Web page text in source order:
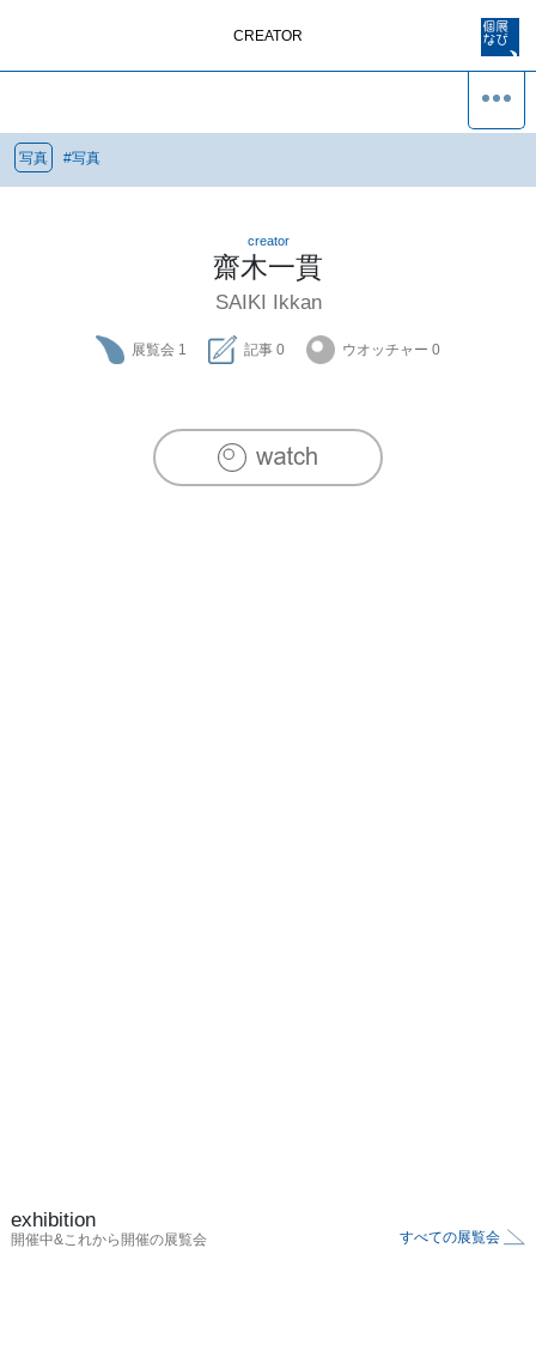
CREATOR
写真 #写真
creator
齋木一貫
SAIKI Ikkan
展覧会 1 記事 0 ウオッチャー 0
exhibition
開催中&これから開催の展覧会 すべての展覧会